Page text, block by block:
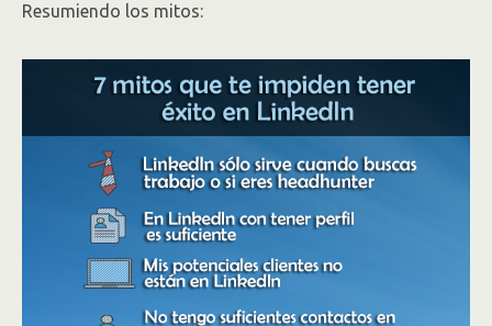
Resumiendo los mitos: